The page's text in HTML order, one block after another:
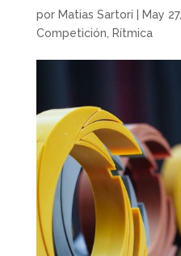
por Matias Sartori May
Competición
Rítmica